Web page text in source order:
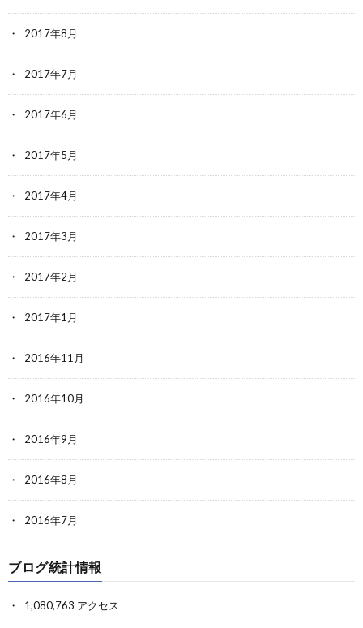
2017年8月
2017年7月
2017年6月
2017年5月
2017年4月
2017年3月
2017年2月
2017年1月
2016年11月
2016年10月
2016年9月
2016年8月
2016年7月
ブログ統計情報
1,080,763 アクセス